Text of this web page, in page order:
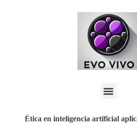
Ética en inteligencia artificial